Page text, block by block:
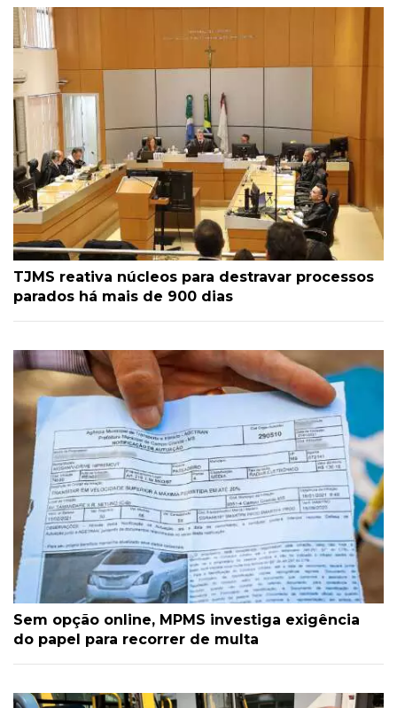
TJMS reativa núcleos para destravar processos
parados há mais de 900 dias
Sem opção online, MPMS investiga exigência
do papel para recorrer de multa